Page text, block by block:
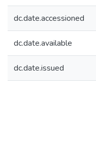
dc.date.accessioned
dc.date.available
dc.date.issued